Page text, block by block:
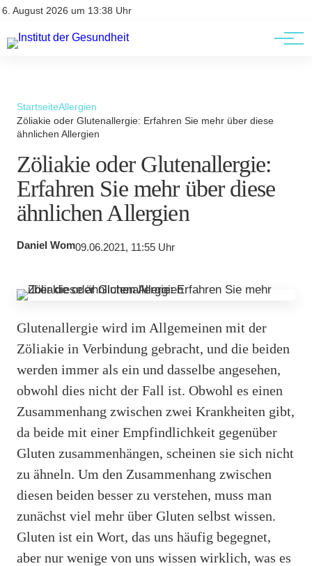
6. August 2026 um 13:38 Uhr
Kontakt
Kontakt
AGBs
StartseiteAllergien
Zöliakie oder Glutenallergie: Erfahren Sie mehr über diese
ähnlichen Allergien
Zöliakie oder Glutenallergie:
Erfahren Sie mehr über diese
ähnlichen Allergien
Daniel Wom09.06.2021, 11:55 Uhr
Glutenallergie wird im Allgemeinen mit der
Zöliakie in Verbindung gebracht, und die beiden
werden immer als ein und dasselbe angesehen,
obwohl dies nicht der Fall ist. Obwohl es einen
Zusammenhang zwischen zwei Krankheiten gibt,
da beide mit einer Empfindlichkeit gegenüber
Gluten zusammenhängen, scheinen sie sich nicht
zu ähneln. Um den Zusammenhang zwischen
diesen beiden besser zu verstehen, muss man
zunächst viel mehr über Gluten selbst wissen.
Gluten ist ein Wort, das uns häufig begegnet,
aber nur wenige von uns wissen wirklich, was es